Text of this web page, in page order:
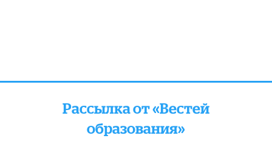
Рассылка от «Вестей
образования»